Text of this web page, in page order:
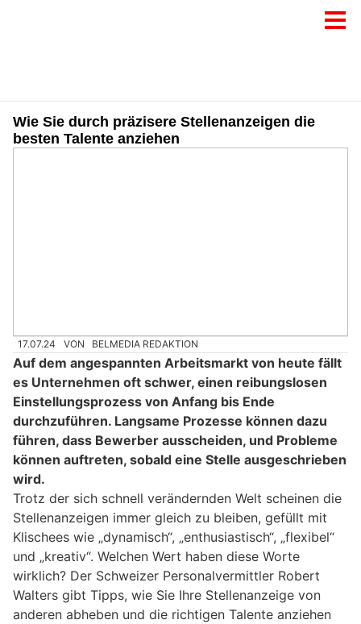
Wie Sie durch präzisere Stellenanzeigen die
besten Talente anziehen
17.07.24 VON BELMEDIA REDAKTION
Auf dem angespannten Arbeitsmarkt von heute fällt
es Unternehmen oft schwer, einen reibungslosen
Einstellungsprozess von Anfang bis Ende
durchzuführen. Langsame Prozesse können dazu
führen, dass Bewerber ausscheiden, und Probleme
können auftreten, sobald eine Stelle ausgeschrieben
wird.
Trotz der sich schnell verändernden Welt scheinen die
Stellenanzeigen immer gleich zu bleiben, gefüllt mit
Klischees wie „dynamisch“, „enthusiastisch“, „flexibel“
und „kreativ“. Welchen Wert haben diese Worte
wirklich? Der Schweizer Personalvermittler Robert
Walters gibt Tipps, wie Sie Ihre Stellenanzeige von
anderen abheben und die richtigen Talente anziehen